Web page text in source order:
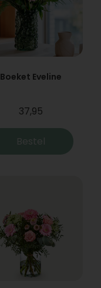
Boeket Eveline
37,95
Bestel